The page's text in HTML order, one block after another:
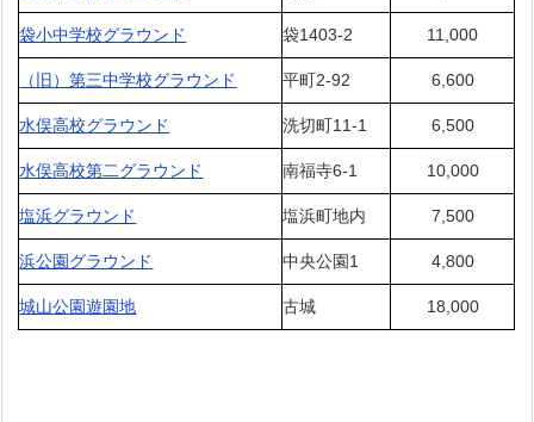
袋小中学校グラウンド 袋1403-2 11,000
（旧）第三中学校グラウンド 平町2-92 6,600
水俣高校グラウンド 洗切町11-1 6,500
水俣高校第二グラウンド 南福寺6-1 10,000
塩浜グラウンド 塩浜町地内 7,500
浜公園グラウンド 中央公園1 4,800
城山公園遊園地 古城 18,000